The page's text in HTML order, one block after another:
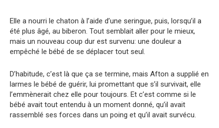
Elle a nourri le chaton à l’aide d’une seringue, puis, lorsqu’il a
été plus âgé, au biberon. Tout semblait aller pour le mieux,
mais un nouveau coup dur est survenu: une douleur a
empêché le bébé de se déplacer tout seul.
D’habitude, c’est là que ça se termine, mais Afton a supplié en
larmes le bébé de guérir, lui promettant que s’il survivait, elle
l’emmènerait chez elle pour toujours. Et c’est comme si le
bébé avait tout entendu à un moment donné, qu’il avait
rassemblé ses forces dans un poing et qu’il avait survécu.